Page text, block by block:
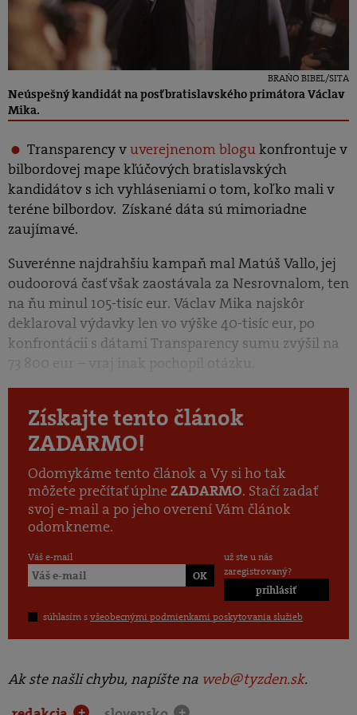
BRAŇO BIBEL/SITA
Neúspešný kandidát na posť bratislavského primátora Václav
Mika.
Transparency vuverejnenom blogukonfrontuje v
bilbordovej mape kľúčových bratislavských
kandidátov s ich vyhláseniami o tom, koľko mali v
teréne bilbordov. Získané dáta sú mimoriadne
zaujímavé.
Suverénne najdrahšiu kampaň mal Matúš Vallo, jej
oudoorová časť však zaostávala za Nesrovnalom, ten
na ňu minul 105-tisíc eur. Václav Mika najskôr
deklaroval výdavky len vo výške 40-tisíc eur, po
konfrontácii s dátami Transparency sumu zvýšil na
73 800 eur – vraj inak pochopil otázku.
Získajte tento článok
ZADARMO!
Odomykáme tento článok a Vy si ho tak
môžete prečítať úplne ZADARMO. Stačí zadať
svoj e-mail a po jeho overení Vám článok
odomkneme.
Váš e-mail
už ste u nás
zaregistrovaný?
prihlásiť
súhlasím svšeobecnými podmienkami poskytovania služieb
Ak ste našli chybu, napíšte na web@tyzden.sk.